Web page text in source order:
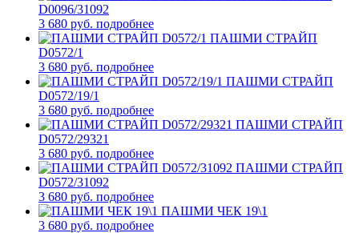
D0096/31092
3 680 руб. подробнее
ПАШМИ СТРАЙП
D0572/1
3 680 руб. подробнее
ПАШМИ СТРАЙП
D0572/19/1
3 680 руб. подробнее
ПАШМИ СТРАЙП
D0572/29321
3 680 руб. подробнее
ПАШМИ СТРАЙП
D0572/31092
3 680 руб. подробнее
ПАШМИ ЧЕК 19\1
3 680 руб. подробнее